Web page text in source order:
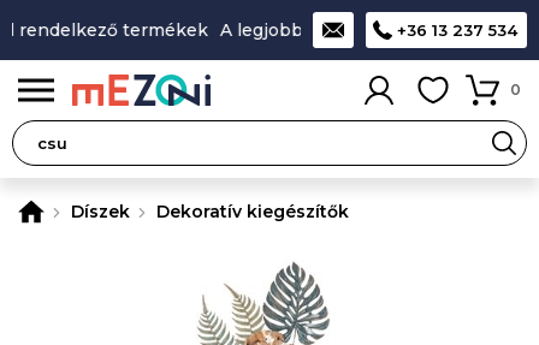
rendelkező termékek A legjobb design-minőség-ár
+36 13 237 534
0
Díszek Dekoratív kiegészítők